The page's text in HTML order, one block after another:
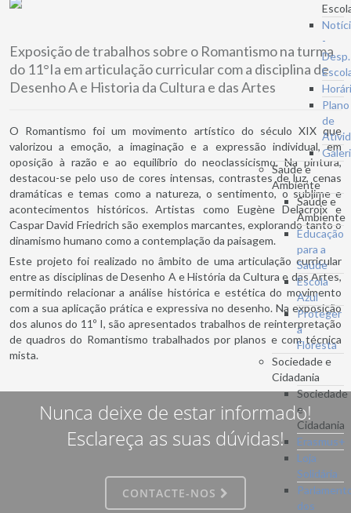
-
Desp.
Plano
de
Saúde e
Ambiente
Saúde e
Ambiente
Educação
para a
Saúde
Escola
Azul
Proteger
a
Floresta
Sociedade e
Cidadania
Sociedade
e
Cidadania
Erasmus+
Loja
Solidária
dos
Exposição de trabalhos sobre o Romantismo na turma
do 11°Ia em articulação curricular com a disciplina de
Desenho A e Historia da Cultura e das Artes
O Romantismo foi um movimento artístico do século XIX que
valorizou a emoção, a imaginação e a expressão individual, em
oposição à razão e ao equilíbrio do neoclassicismo. Na pintura,
destacou-se pelo uso de cores intensas, contrastes de luz, cenas
dramáticas e temas como a natureza, o sentimento, o sublime e
acontecimentos históricos. Artistas como Eugène Delacroix e
Caspar David Friedrich são exemplos marcantes, explorando tanto o
dinamismo humano como a contemplação da paisagem.
Este projeto foi realizado no âmbito de uma articulação curricular
entre as disciplinas de Desenho A e História da Cultura e das Artes,
permitindo relacionar a análise histórica e estética do movimento
com a sua aplicação prática e expressiva no desenho. Na exposição
dos alunos do 11º I, são apresentados trabalhos de reinterpretação
de quadros do Romantismo trabalhados por planos e com técnica
mista.
Nunca deixe de estar informado!
Esclareça as suas dúvidas!
CONTACTE-NOS